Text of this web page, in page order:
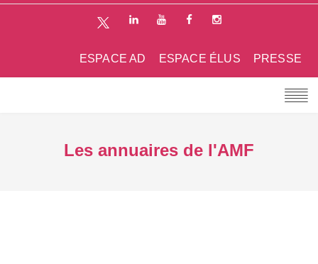
PRESSE
ESPACE ÉLUS
ESPACE AD
Les annuaires de l'AMF